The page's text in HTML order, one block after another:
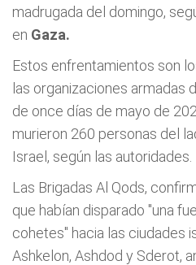
madrugada del domingo,
en Gaza.
Estos enfrentamientos son
las organizaciones armadas
de once días de mayo de
murieron 260 personas del
Israel, según las autoridades.
Las Brigadas Al Qods,
que habían disparado "una
cohetes" hacia las ciudades
Ashkelon, Ashdod y Sderot,